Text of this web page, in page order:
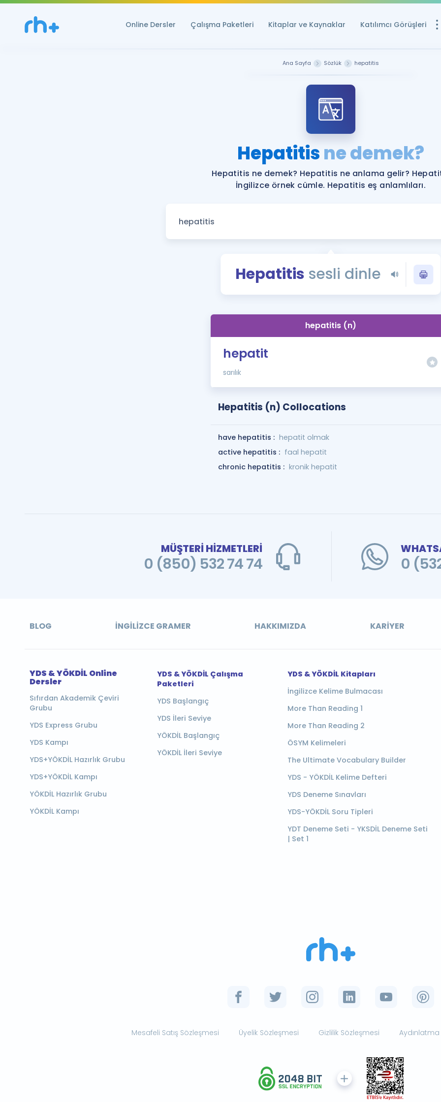
Online Dersler Çalışma Paketleri Kitaplar ve Kaynaklar Katılımcı Görüşleri
YDS ve YÖKDİL
YDS ve YÖKDİL'e
Tüm ÖSYM
YDS - YÖKDİL
İngilizce Gramer
Ana Sayfa Sözlük hepatitis
Hepatitisne demek?
Hepatitis ne demek? Hepatitis ne anlama gelir?
İngilizce örnek cümle. Hepatitis eş anlamlıları.
Hepatitis sesli dinle
hepatitis (n)
hepatit
sarılık
Hepatitis (n) Collocations
have hepatitis : hepatit olmak
active hepatitis : faal hepatit
chronic hepatitis : kronik hepatit
MÜŞTERİ HİZMETLERİ
0 (850) 532 74 74 0
BLOG İNGILIZCE GRAMER HAKKIMIZDA KARIYER
YDS & YÖKDİL Online
Dersler
Sıfırdan Akademik Çeviri
Grubu
YDS Express Grubu
YDS Kampı
YDS+YÖKDİL Hazırlık Grubu
YDS+YÖKDİL Kampı
YÖKDİL Hazırlık Grubu
YÖKDİL Kampı
YDS & YÖKDİL Çalışma
Paketleri
YDS Başlangıç
YDS İleri Seviye
YÖKDİL Başlangıç
YÖKDİL İleri Seviye
YDS & YÖKDİL Kitapları
İngilizce Kelime Bulmacası
More Than Reading 1
More Than Reading 2
ÖSYM Kelimeleri
The Ultimate Vocabulary Builder
YDS - YÖKDİL Kelime Defteri
YDS Deneme Sınavları
YDS-YÖKDİL Soru Tipleri
YDT Deneme Seti - YKSDİL Deneme Seti
| Set 1
Mesafeli Satış Sözleşmesi Üyelik Sözleşmesi Gizlilik Sözleşmesi